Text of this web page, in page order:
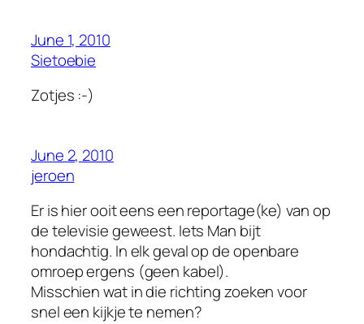
June 1, 2010
Sietoebie
Zotjes :-)
June 2, 2010
jeroen
Er is hier ooit eens een reportage(ke) van op
de televisie geweest. Iets Man bijt
hondachtig. In elk geval op de openbare
omroep ergens (geen kabel).
Misschien wat in die richting zoeken voor
snel een kijkje te nemen?